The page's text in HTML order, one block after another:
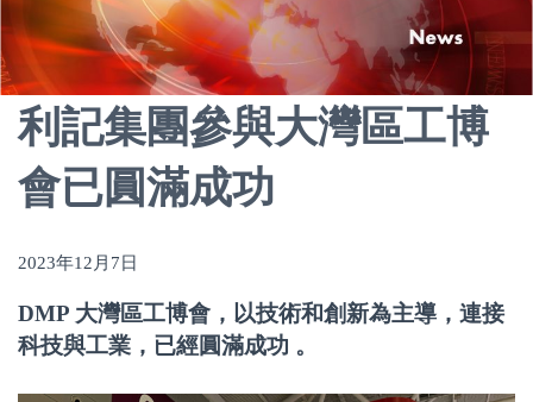
繁體
利記集團參與大灣區工博
會已圓滿成功
2023年12月7日
DMP 大灣區工博會，以技術和創新為主導，連接
科技與工業，已經圓滿成功 。